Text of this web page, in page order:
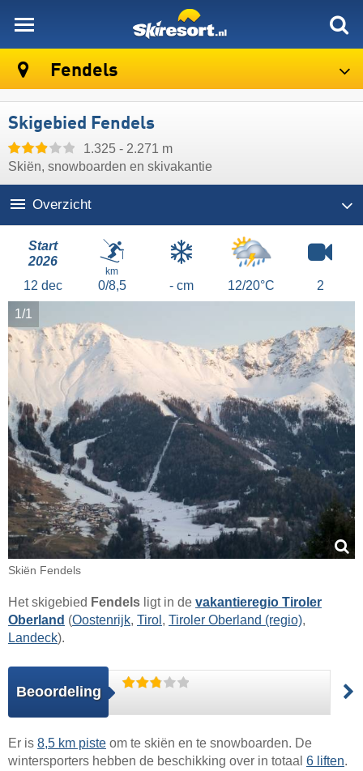
Fendels
Skigebied Fendels
1.325 - 2.271 m
Skiën, snowboarden en skivakantie
Overzicht
Start
2026
12 dec
km
0/8,5 - cm 12/20°C 2
1/1
Skiën Fendels
Het skigebied Fendels ligt in de vakantieregio Tiroler
Oberland (Oostenrijk, Tirol , Tiroler Oberland (regio),
Landeck).
Beoordeling
Er is 8,5 km piste om te skiën en te snowboarden. De
wintersporters hebben de beschikking over in totaal 6 liften.